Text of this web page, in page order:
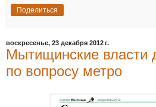
Поделиться
воскресенье, 23 декабря 2012 г.
Мытищинские власти
по вопросу метро